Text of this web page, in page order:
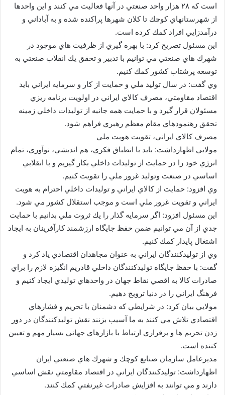
است كه ۲۸ هزار واحد صنعتي در آنها فعاليت مي كنند و اين واحدها
از شهرستانهاي كوچك تا كلان شهرها پراكنده شده و به آباداني و
درآمدزايي افراد كمك كرده است.
اين مسئول تصريح كرد: با بهره گيري از ظرفيت هاي موجود در
شهرك هاي صنعتي مي توانيم با تدبير و تحقق يك انقلاب صنعتي به
توسعه پرشتاب كشور كمك كنيم.
وي گفت: در سال توليد ملي و حمايت از كار و سرمايه ايراني بايد
اقتصاد مقاومتي، مصرف كالاي ايراني در اولويت برنامه ريزي
مسئولان قرار گيرد و با حمايت همه جانبه از توليدات داخلي زمينه
تحقق رهنمودهاي مقام معظم رهبري فراهم شود.
مصرف كالاي ايراني، تقويت هويت ملي
مولايي اظهارداشت: بايد با انطباق فكري، هم انديشي، نوآوري، تمام
انرژي خود را در حمايت از توليدات داخلي بكار گيريم و با انقلابي
اساسي در صنعت وتوليد غرور ملي را تقويت كنيم.
وي افزود: حمايت از كالاي ايراني و توليدات داخلي احترام به هويت
ايراني و تقويت غرور ملي است و موجب استقلال كشور مي شود.
اين مسئول افزود: اگر سرمايه گذار را يك ثروت ملي بدانيم با حمايت
جدي از آن مي توانيم ضمن حفظ جايگاه ارزشمند كارآفرينان به ايجاد
اشتغال پايدار كمك كنيم.
وي از توليدكنندگان ايراني به عنوان مجاهدان اقتصادي ياد كرد و
گفت: با حفظ جايگاه توليدكنندگان داخلي قادريم انگيزه لازم را براي
صادرات كالا به اقصي نقاط جهان در واحدهاي توليدي ايجاد كنيم و
فرهنگ ايراني را در دنيا ترويج دهيم.
مولايي بيان كرد: در شرايطي كه دشمنان با تحريم و فشارهاي
اقتصادي تلاش مي كنند به ما آسيب بزنند نقش توليدكنندگان در دور
زدن تحريم ها و برقراري ارتباط با بازارهاي جهاني بسيار مهم و تعيين
كننده است.
مديرعامل سازمان صنايع كوچك و شهرك هاي صنعتي ايران
اظهارداشت: توليدكنندگان ايراني در اقتصاد مقاومتي نقش اساسي
دارند و مي توانند به افزايش صادرات غيرنفتي كمك كنند.